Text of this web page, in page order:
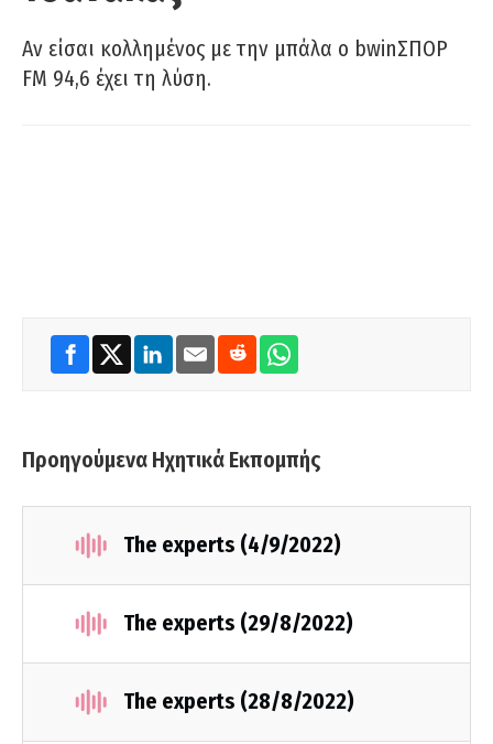
Αν είσαι κολλημένος με την μπάλα ο bwinΣΠΟΡ
FM 94,6 έχει τη λύση.
Προηγούμενα Ηχητικά Εκπομπής
The experts (4/9/2022)
The experts (29/8/2022)
The experts (28/8/2022)